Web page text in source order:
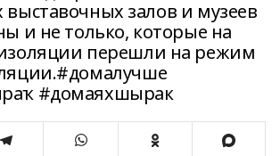
залов и музеев
и не только, которые на
перешли на режим
#домаяхшырак